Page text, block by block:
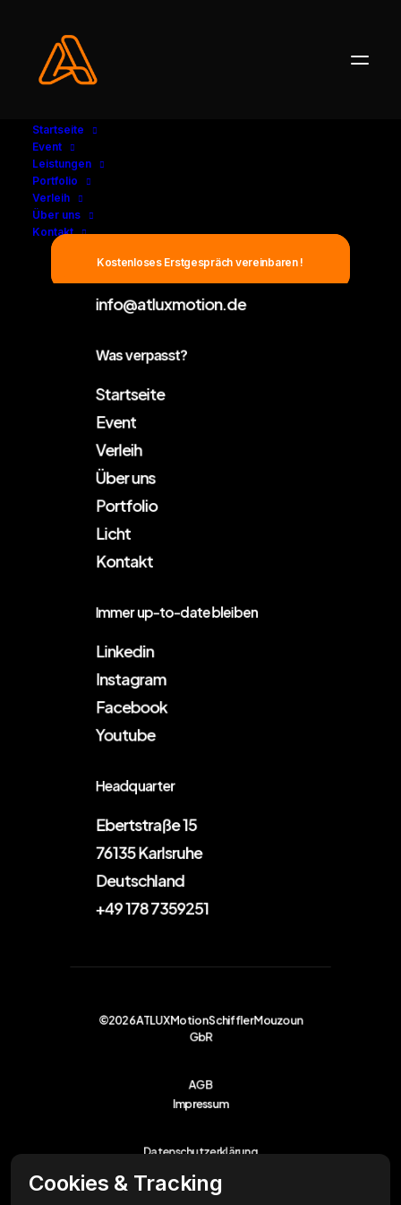
Startseite
Event
Leistungen
Portfolio
Verleih
Über uns
Kontakt
Kostenloses Erstgespräch vereinbaren !
Schreibe uns
info@atluxmotion.de
Was verpasst?
Startseite
Event
Verleih
Über uns
Portfolio
Licht
Kontakt
Immer up-to-date bleiben
Linkedin
Instagram
Facebook
Youtube
Headquarter
Ebertstraße 15
76135 Karlsruhe
Deutschland
+49 178 7359251
©2026 ATLUX Motion Schiffler Mouzoun
GbR
AGB
Impressum
Datenschutzerklärung
Cookies & Tracking